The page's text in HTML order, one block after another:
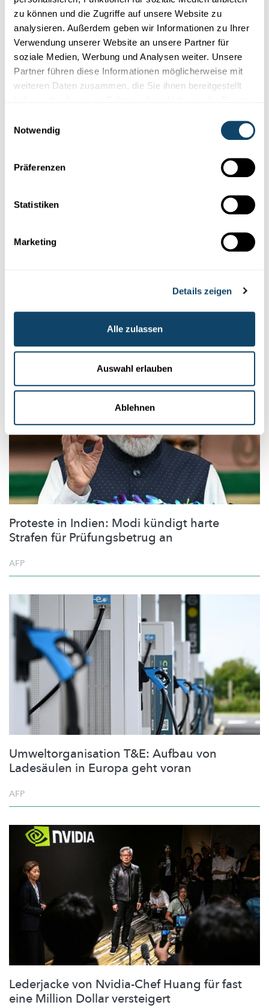
zu können und die Zugriffe auf unsere Website zu
analysieren. Außerdem geben wir Informationen zu Ihrer
Verwendung unserer Website an unsere Partner für
soziale Medien, Werbung und Analysen weiter. Unsere
Partner führen diese Informationen möglicherweise mit
weiteren Daten zusammen, die Sie ihnen bereitgestellt
Notwendig
Präferenzen
Statistiken
Marketing
Details zeigen
Alle zulassen
Auswahl erlauben
Ablehnen
SpaceX absolviert ersten erfolgreichen
Starship-Testflug seit Börsengang
Forschungsbericht: Orcas zerfetzen Fische
Proteste in Indien: Modi kündigt harte
Strafen für Prüfungsbetrug an
AFP
Umweltorganisation T&E: Aufbau von
Ladesäulen in Europa geht voran
AFP
Lederjacke von Nvidia-Chef Huang für fast
eine Million Dollar versteigert